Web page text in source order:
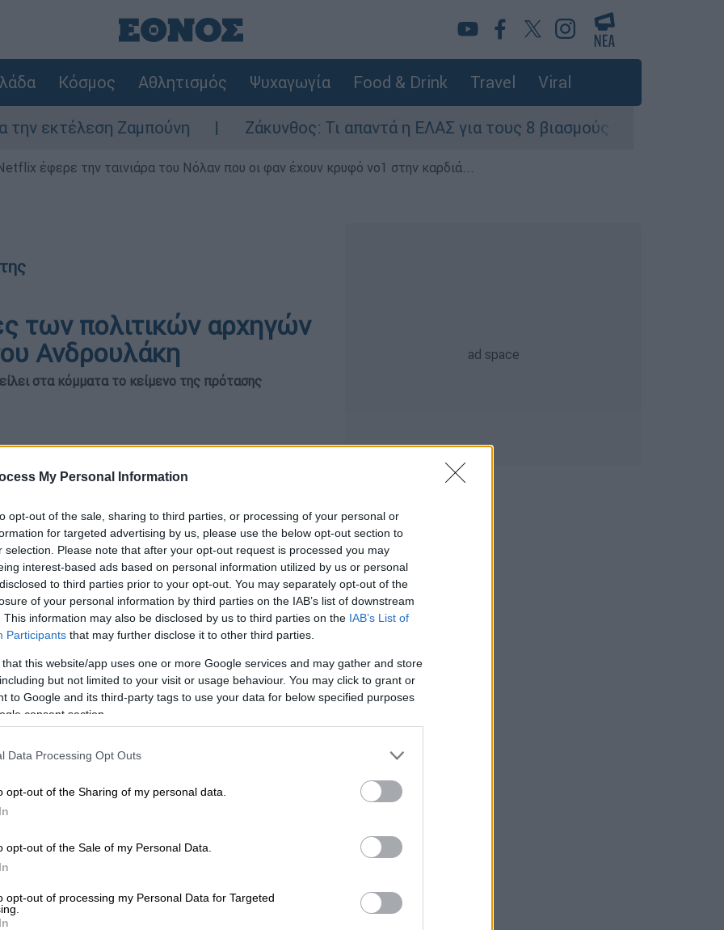
My Personal Information
opt-out of the sale, sharing to third parties, or processing of your personal or
for targeted advertising by us, please use the below opt-out section to
selection. Please note that after your opt-out request is processed you may
interest-based ads based on personal information utilized by us or personal
to third parties prior to your opt-out. You may separately opt-out of the
of your personal information by third parties on the IAB’s list of downstream
This information may also be disclosed by us to third parties on the IAB’s List of
Participants that may further disclose it to other third parties.
that this website/app uses one or more Google services and may gather and store
but not limited to your visit or usage behaviour. You may click to grant or
to Google and its third-party tags to use your data for below specified purposes
consent section.
Data Processing Opt Outs
opt-out of the Sharing of my personal data.
opt-out of the Sale of my Personal Data.
opt-out of processing my Personal Data for Targeted
Κόσμος Αθλητισμός Ψυχαγωγία Food & Drink Travel Viral
Ζαμπούνη Ζάκυνθος: Τι απαντά η ΕΛΑΣ για τους 8 βιασμούς τουριστριών -
έφερε την ταινιάρα του Νόλαν που οι φαν έχουν κρυφό νο1 στην καρδιά...
των πολιτικών αρχηγών
Ανδρουλάκη
στα κόμματα το κείμενο της πρότασης
το ΕΘΝΟΣ στη Google